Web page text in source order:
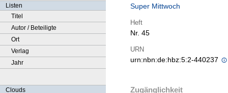
Listen
Titel
Autor / Beteiligte
Ort
Verlag
Jahr
Clouds
Super Mittwoch
Heft
Nr. 45
URN
urn:nbn:de:hbz:5:2-440237
Zugänglichkeit